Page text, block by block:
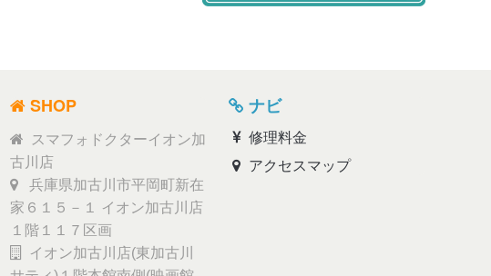
SHOP
スマフォドクターイオン加
古川店
兵庫県加古川市平岡町新在
家６１５－１ イオン加古川店
１階１１７区画
イオン加古川店(東加古川
ナビ
修理料金
アクセスマップ